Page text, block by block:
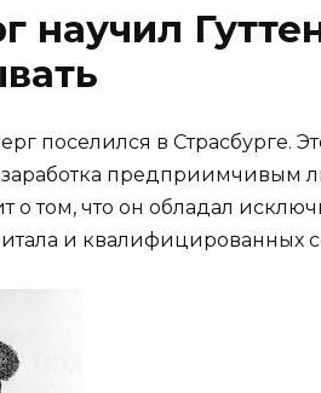
научил
поселился в Страсбурге.
предприимчивым
о том, что он обладал
и квалифицированных